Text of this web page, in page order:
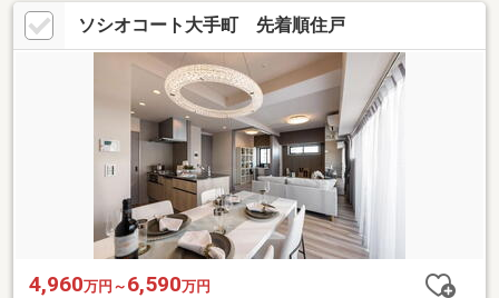
ソシオコート大手町 先着順住戸
4,960万円～ 6,590万円